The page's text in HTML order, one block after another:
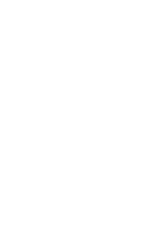
audio.